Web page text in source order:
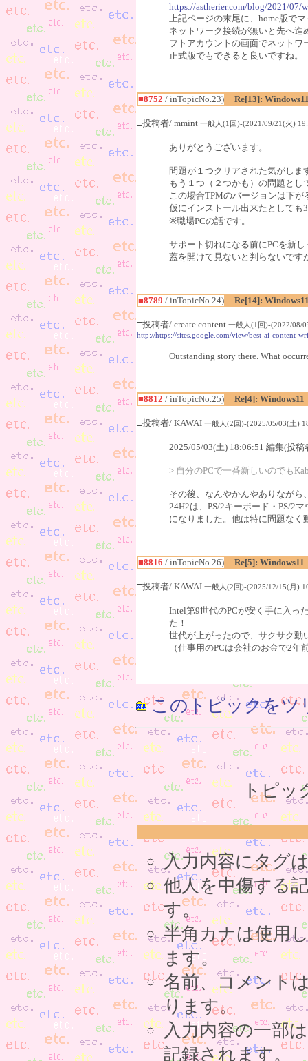
https://astherier.com/blog/2021/07/
上記ページの末尾に、home版で
ネットワーク接続が無いと先へ
フトアカウントの画面でネット
正式版でもできると良いですね。
■8752 / inTopicNo.23) Re[13]:
□投稿者/ mmint 一般人(1回)-(2021/09/21(火)
ありがとうございます。
問題が１つクリアされた気がしま
もう１つ（２つかも）の問題とし
この場合TPMのバージョンは下
仮にインストール出来たとして
※職場PCの話です。
サポート切れになる前にPCを新
蓋を開けて見ないと判らないです
■8789 / inTopicNo.24) Re[14]:
□投稿者/ create content 一般人(1回)-(2022/08/
http://https://sites.google.com/view/best-ai-content-
Outstanding story there. What
■8812 / inTopicNo.25) Re[4]: Windows11
□投稿者/ KAWAI 一般人(2回)-(2025/05/03(土)
2025/05/03(土) 18:06:51 編集(投稿
> 自分のPCで一番新しいのでも
その後、なんやかんやありながら
24H2は、PS/2キーボード・PS/2
になりました。他は特に問題なく
■8816 / inTopicNo.26) Re[5]: Windows11
□投稿者/ KAWAI 一般人(2回)-(2025/12/15(月)
Intel第9世代のPCが安く手に入っ
た！
世代が上がったので、サクサク動
（仕事用のPCは会社のお金で2
このトピックをツ
トピッ
入力内容にタグ
他人を中傷する
す。
半角カナは使用
ます。
名前、コメント
ります。
入力内容の一部
記録されます。